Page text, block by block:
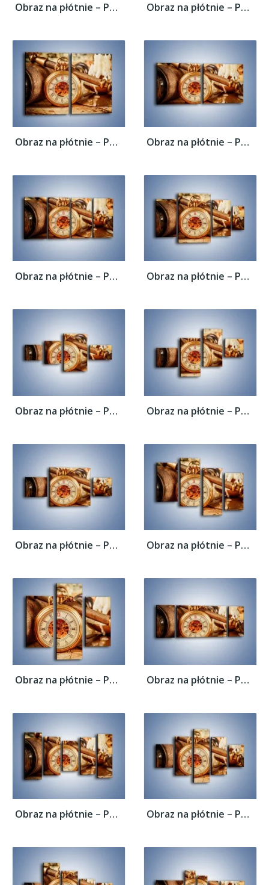
Obraz na płótnie – Podróżnik i jego świat... Obraz na płótnie – Podróżnik i jego świat...
Obraz na płótnie – Podróżnik i jego świat... Obraz na płótnie – Podróżnik i jego świat...
Obraz na płótnie – Podróżnik i jego świat... Obraz na płótnie – Podróżnik i jego świat...
Obraz na płótnie – Podróżnik i jego świat... Obraz na płótnie – Podróżnik i jego świat...
Obraz na płótnie – Podróżnik i jego świat... Obraz na płótnie – Podróżnik i jego świat...
Obraz na płótnie – Podróżnik i jego świat... Obraz na płótnie – Podróżnik i jego świat...
Obraz na płótnie – Podróżnik i jego świat... Obraz na płótnie – Podróżnik i jego świat...